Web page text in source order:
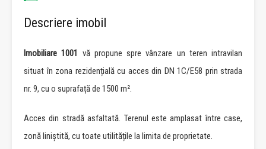
Descriere imobil
Imobiliare 1001 vă propune spre vânzare un teren intravilan
situat în zona rezidențială cu acces din DN 1C/E58 prin strada
nr. 9, cu o suprafață de 1500 m².
Acces din stradă asfaltată. Terenul este amplasat între case,
zonă liniștită, cu toate utilitățile la limita de proprietate.